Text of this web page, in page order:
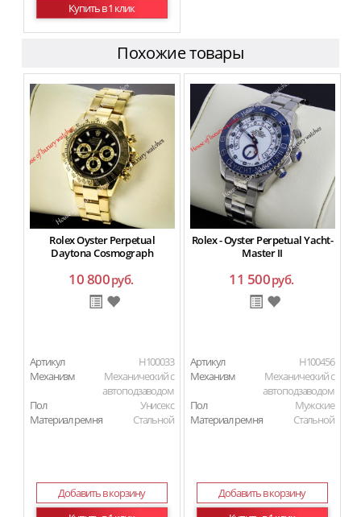
Купить в 1 клик
Похожие товары
Rolex Oyster Perpetual
Daytona Cosmograph
10 800руб.
Артикул
H100033
Механизм
Механический с
автоподзаводом
Пол
Унисекс
Материал ремня
Стальной
Добавить в корзину
Rolex - Oyster Perpetual Yacht-
Master II
11 500руб.
Артикул
H100456
Механизм
Механический с
автоподзаводом
Пол
Мужские
Материал ремня
Стальной
Добавить в корзину